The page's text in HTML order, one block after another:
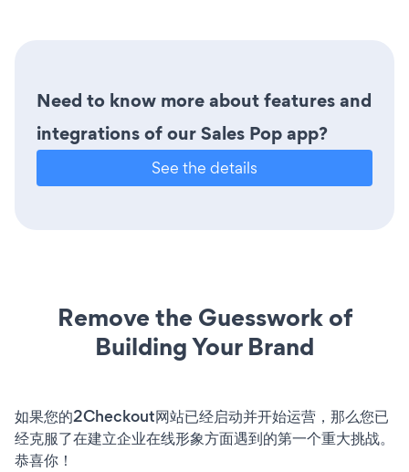
Need to know more about features and
integrations of our Sales Pop app?
See the details
Remove the Guesswork of
Building Your Brand
如果您的2Checkout网站已经启动并开始运营，那么您已
经克服了在建立企业在线形象方面遇到的第一个重大挑战。
恭喜你！